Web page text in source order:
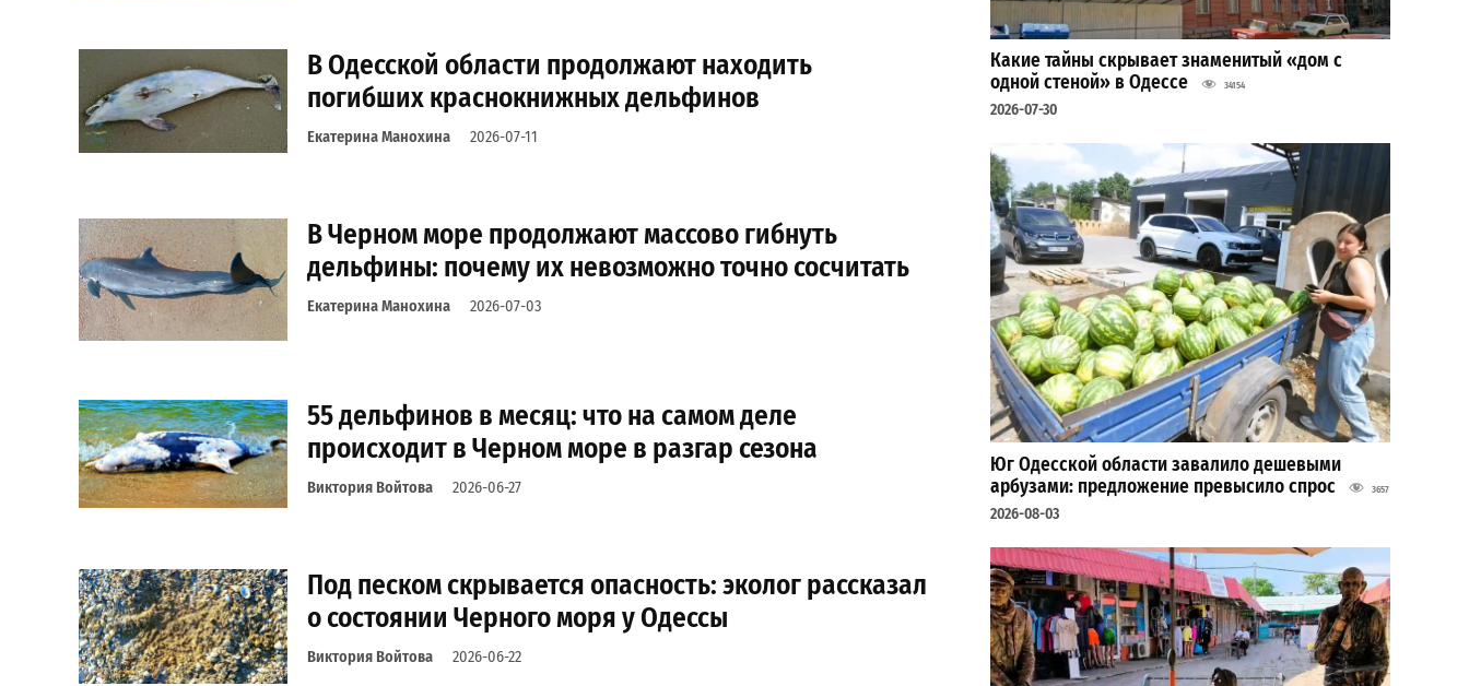
В Одесской области продолжают находить
погибших краснокнижных дельфинов
Екатерина Манохина 2026-07-11
В Черном море продолжают массово гибнуть
дельфины: почему их невозможно точно сосчитать
Екатерина Манохина 2026-07-03
55 дельфинов в месяц: что на самом деле
происходит в Черном море в разгар сезона
Виктория Войтова 2026-06-27
Под песком скрывается опасность: эколог рассказал
о состоянии Черного моря у Одессы
Виктория Войтова 2026-06-22
Какие тайны скрывает знаменитый «дом с
одной стеной» в Одессе
34154
2026-07-30
Юг Одесской области завалило дешевыми
арбузами: предложение превысило спрос
3657
2026-08-03